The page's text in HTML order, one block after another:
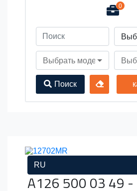
0
Выбрать модель
Поиск
RU
A126 500 03 49 -